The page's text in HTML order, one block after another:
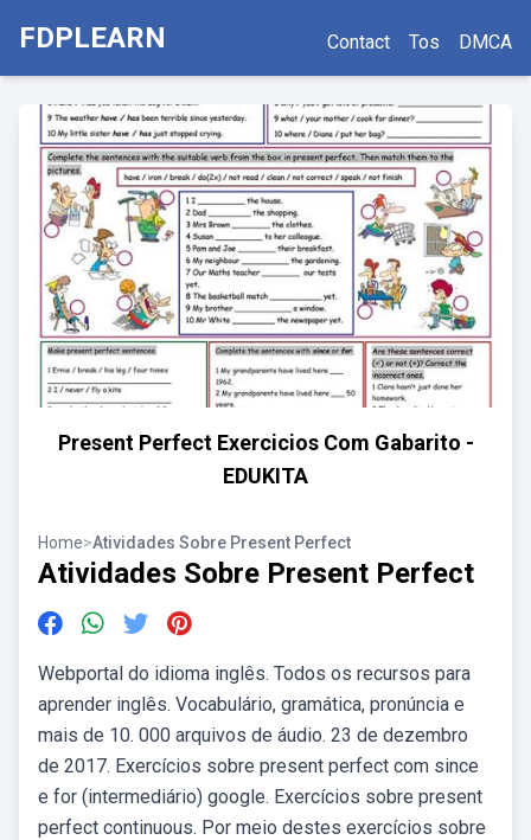
FDPLEARN Contact Tos DMCA
Present Perfect Exercicios Com Gabarito -
EDUKITA
Home>Atividades Sobre Present Perfect
Atividades Sobre Present Perfect
Webportal do idioma inglês. Todos os recursos para
aprender inglês. Vocabulário, gramática, pronúncia e
mais de 10. 000 arquivos de áudio. 23 de dezembro
de 2017. Exercícios sobre present perfect com since
e for (intermediário) google. Exercícios sobre present
perfect continuous. Por meio destes exercícios sobre